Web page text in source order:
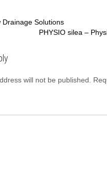
n
e
Drainage Solutions
PHYSIO silea –
will not be published.